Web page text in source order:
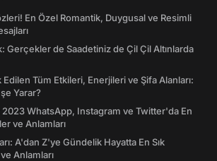
En Özel Romantik, Duygusal ve Resimli
Gerçekler de Saadetiniz de Çil Çil Altınlarda
Edilen Tüm Etkileri, Enerjileri ve Şifa Alanları:
Yarar?
2023 WhatsApp, Instagram ve Twitter'da En
ve Anlamları
A'dan Z'ye Gündelik Hayatta En Sık
Anlamları